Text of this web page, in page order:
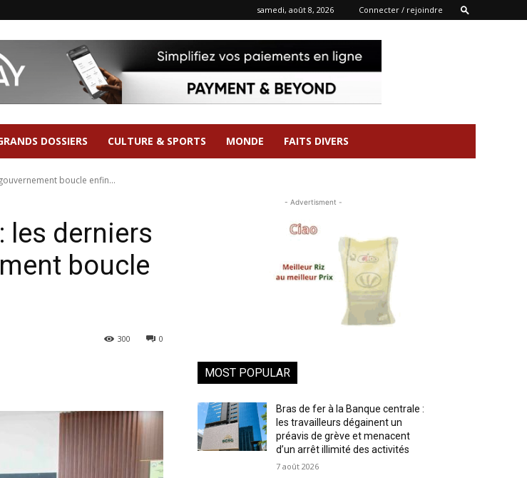
samedi, août 8, 2026 Connecter / rejoindre
DOSSIERS CULTURE & SPORTS MONDE FAITS DIVERS
boucle enfin...
les derniers
boucle
0
300
- Advertisment -
MOST POPULAR
Bras de fer à la Banque centrale :
les travailleurs dégainent un
préavis de grève et menacent
d’un arrêt illimité des activités
7 août 2026